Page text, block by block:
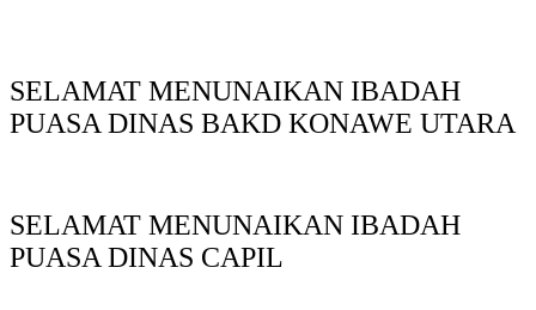
SELAMAT MENUNAIKAN IBADAH
PUASA DINAS BAKD KONAWE UTARA
SELAMAT MENUNAIKAN IBADAH
PUASA DINAS CAPIL